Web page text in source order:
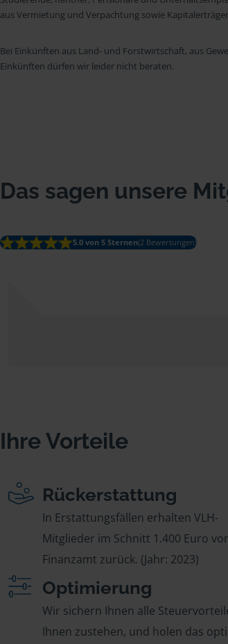
aus Vermietung und Verpachtung sowie
Bei Einkünften aus Land- und Forstwirtschaft, aus
Einkünften dürfen wir leider nicht beraten.
Das sagen unsere
5.0 von 5 Sternen(2 Bewertungen)
Ihre Vorteile
Rückerstattung
In Erstattungsfällen erhalten VLH-
Mitglieder im Schnitt 1.400 Euro
Finanzamt zurück. (Jahr: 2023)
Optimierung
Wir sichern Ihnen alle
Ihnen zustehen, und holen das